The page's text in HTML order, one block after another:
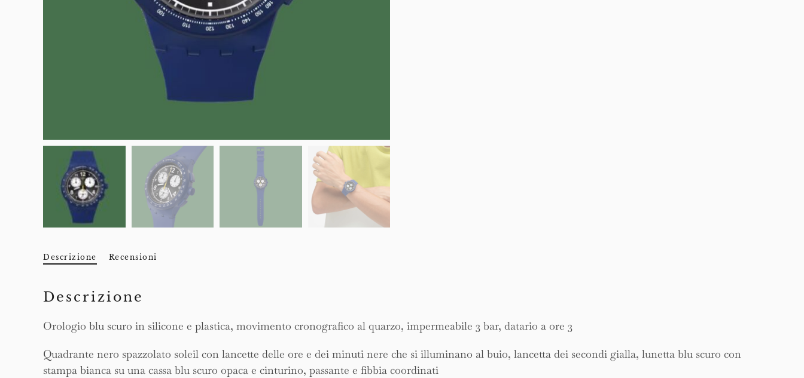
Descrizione Recensioni
Descrizione
Orologio blu scuro in silicone e plastica, movimento cronografico al quarzo, impermeabile 3 bar, datario a ore 3
Quadrante nero spazzolato soleil con lancette delle ore e dei minuti nere che si illuminano al buio, lancetta dei secondi gialla, lunetta blu scuro con
stampa bianca su una cassa blu scuro opaca e cinturino, passante e fibbia coordinati